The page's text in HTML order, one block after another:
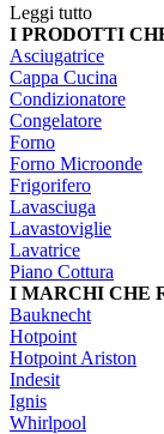
Leggi tutto
I PRODOTTI
Asciugatrice
Cappa Cucina
Condizionatore
Congelatore
Forno
Forno Microonde
Frigorifero
Lavasciuga
Lavastoviglie
Lavatrice
Piano Cottura
I MARCHI CHE
Bauknecht
Hotpoint
Hotpoint Ariston
Indesit
Ignis
Whirlpool